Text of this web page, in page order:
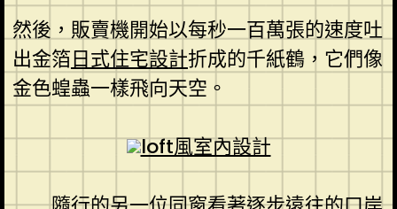
然後，販賣機開始以每秒一百萬張的速度吐
出金箔日式住宅設計折成的千紙鶴，它們像
金色蝗蟲一樣飛向天空。
loft風室內設計